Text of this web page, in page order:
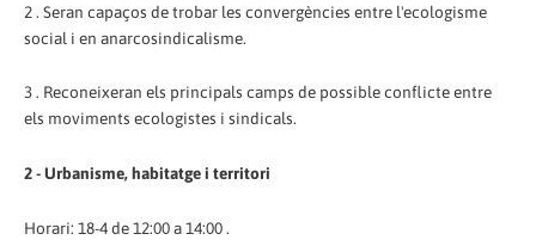
2 . Seran capaços de trobar les convergències entre l'ecologisme
social i en anarcosindicalisme.
3 . Reconeixeran els principals camps de possible conflicte entre
els moviments ecologistes i sindicals.
2 - Urbanisme, habitatge i territori
Horari: 18-4 de 12:00 a 14:00 .